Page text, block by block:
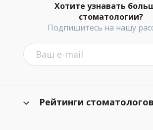
Хотите узнавать
стоматологии?
Подпишитесь на нашу
Рейтинги стоматологов